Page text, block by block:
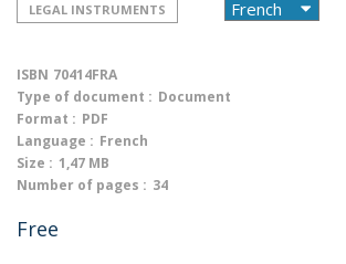
LEGAL INSTRUMENTS
ISBN 70414FRA
Type of document : Document
Format : PDF
Language : French
Size : 1,47 MB
Number of pages : 34
Free